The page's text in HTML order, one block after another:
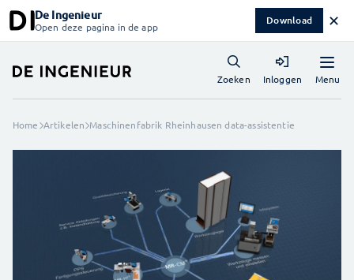
De Ingenieur
Open deze pagina in de app Download ✕
Menu
Zoeken Inloggen
Home Artikelen Maschinenfabrik Rheinhausen data-assistentie